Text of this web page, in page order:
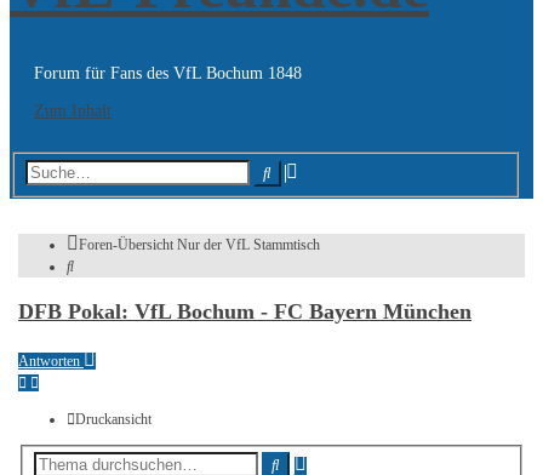
Forum für Fans des VfL Bochum 1848
Zum Inhalt
Suche
Foren-Übersicht Nur der VfL Stammtisch
Suche
DFB Pokal: VfL Bochum - FC Bayern München
Antworten
Druckansicht
SucheErweiterte